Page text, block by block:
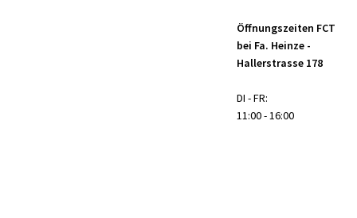
Öffnungszeiten FCT
bei Fa. Heinze -
Hallerstrasse 178
DI - FR:
11:00 - 16:00